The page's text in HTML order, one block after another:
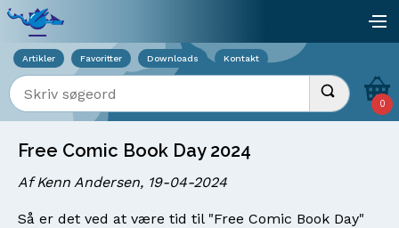
Artikler Favoritter Downloads Kontakt
Indtast søgeord Udfør søgning
0
Free Comic Book Day 2024
Af Kenn Andersen, 19-04-2024
Så er det ved at være tid til "Free Comic Book Day"
Viser overlay for indkøbskurv